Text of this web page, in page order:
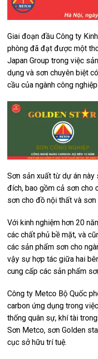
Giai đoạn đầu Công ty
phòng đã đạt được một
Japan Group trong việc
dụng và sơn chuyên biệt
cầu của ngành công
Sơn sản xuất từ dự án
đích, bao gồm cả sơn cho
sơn cho đồ nội thất và
Với kinh nghiệm hơn 20
các chất phủ bề mặt, và
các sản phẩm sơn cho
vậy sự hợp tác giữa hai
cung cấp các sản phẩm
Công ty Metco Bộ Quốc
carbon ứng dụng trong
thống quân sự, khí tài
Sơn Metco, sơn Golden
cục sở hữu trí tuệ.